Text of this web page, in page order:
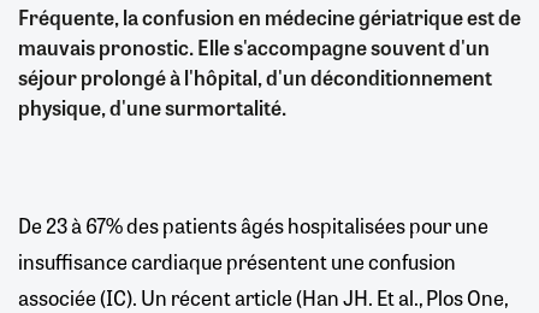
Fréquente, la confusion en médecine gériatrique est de
mauvais pronostic. Elle s'accompagne souvent d'un
séjour prolongé à l'hôpital, d'un déconditionnement
physique, d'une surmortalité.
De 23 à 67% des patients âgés hospitalisées pour une
insuffisance cardiaque présentent une confusion
associée (IC). Un récent article (Han JH. Et al., Plos One,